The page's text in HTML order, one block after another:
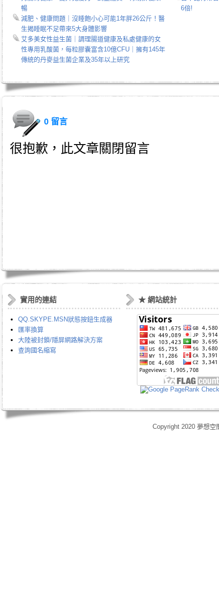
暢
減肥、健康問題｜沒睡飽小心可能1年胖26公斤！醫
生揭睡眠不足帶來5大身體影響
艾多美女性益生菌｜調理腸道健康及私處健康的女
性專用乳酸菌，每粒膠囊富含10億CFU｜擁有145年
傳統的丹麥益生菌企業及35年以上研究
6倍!
0 留言
很抱歉，此文章關閉留言
實用的連結
QQ.SKYPE.MSN狀態按鈕生成器
匯率換算
大陸被封鎖/隱屏網路解決方案
查詢國名縮寫
★ 網站統計
Copyright 2020 夢想